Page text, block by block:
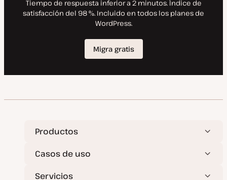
Productos
Casos de uso
Servicios